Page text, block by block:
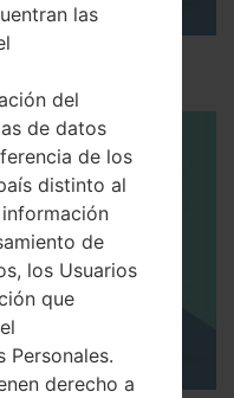
para LG!
las
del
de datos
de los
distinto al
de
los Usuarios
que
Personales.
derecho a